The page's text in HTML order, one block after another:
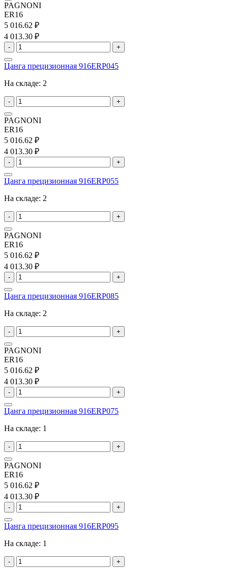
PAGNONI
ER16
5 016.62 ₽
4 013.30 ₽
- +
Цанга прецизионная 916ERP045
На складе: 2
- +
PAGNONI
ER16
5 016.62 ₽
4 013.30 ₽
- +
Цанга прецизионная 916ERP055
На складе: 2
- +
PAGNONI
ER16
5 016.62 ₽
4 013.30 ₽
- +
Цанга прецизионная 916ERP085
На складе: 2
- +
PAGNONI
ER16
5 016.62 ₽
4 013.30 ₽
- +
Цанга прецизионная 916ERP075
На складе: 1
- +
PAGNONI
ER16
5 016.62 ₽
4 013.30 ₽
- +
Цанга прецизионная 916ERP095
На складе: 1
- +